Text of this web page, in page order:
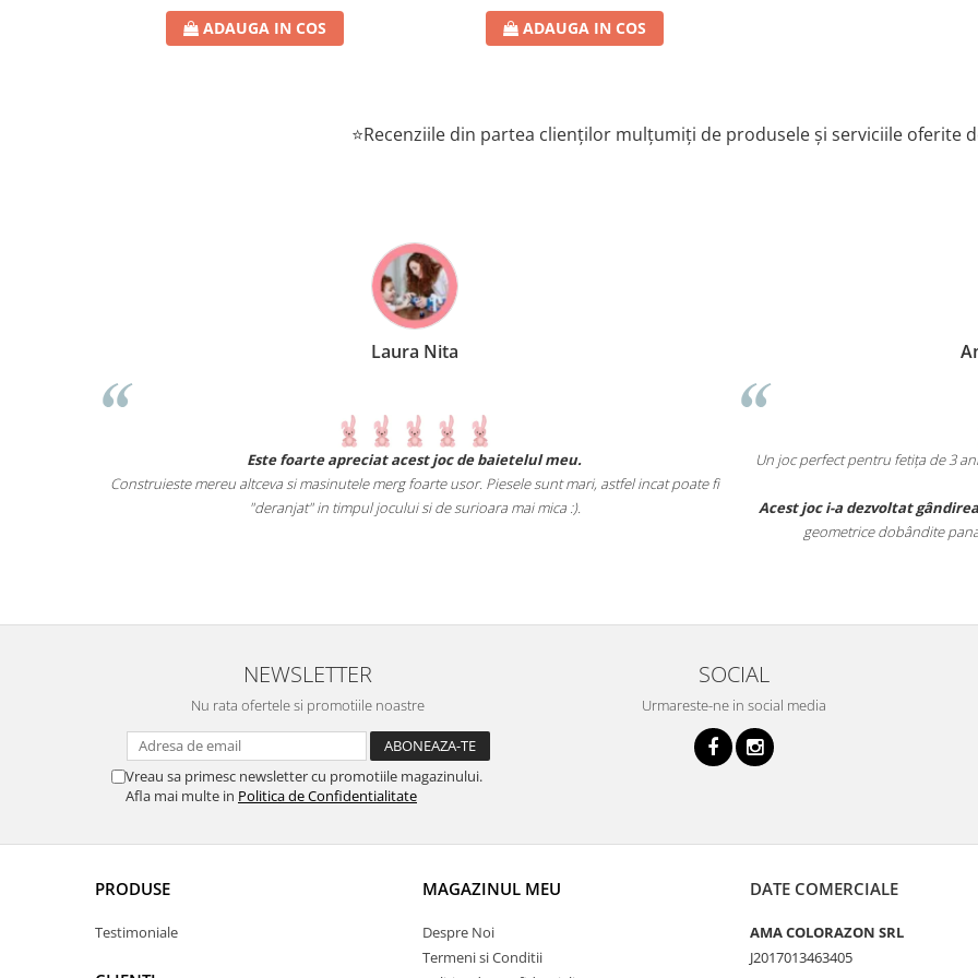
ADAUGA IN COS ADAUGA IN COS
⭐Recenziile din partea clienților mulțumiți de produsele și serviciile oferite
Anne-Marie Neumann
Un joc perfect pentru fetița de 3 ani și 5 luni. Îl jucam împreuna deoarece ne place sa petrecem
timpul împreuna.
Acest joc i-a dezvoltat gândirea logica, vederea in spațiu dar i-a și consolidat cunoștințele
Un joc atât de interesant încât
mai grele pană ajungi un
NEWSLETTER
Nu rata ofertele si promotiile noastre
Vreau sa primesc newsletter cu promotiile magazinului.
Afla mai multe in Politica de Confidentialitate
SOCIAL
Urmareste-ne in social media
PRODUSE
Testimoniale
MAGAZINUL MEU
Despre Noi
Termeni si Conditii
DATE COMERCIALE
AMA COLORAZON SRL
J2017013463405